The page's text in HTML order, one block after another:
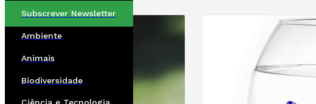
Subscrever Newsletter
Ambiente
Animais
Biodiversidade